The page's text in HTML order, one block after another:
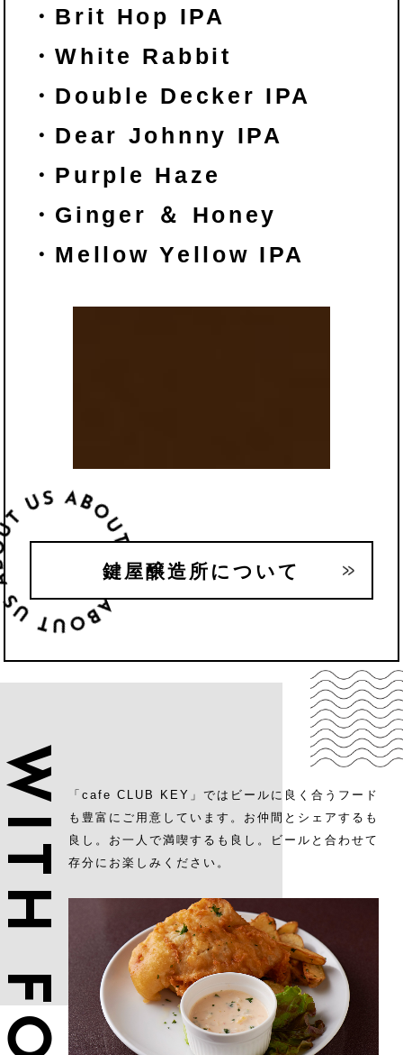
・Brit Hop IPA
・White Rabbit
・Double Decker IPA
・Dear Johnny IPA
・Purple Haze
・Ginger ＆ Honey
・Mellow Yellow IPA
鍵屋醸造所について
「cafe CLUB KEY」ではビールに良く合うフード
も 豊富にご用意しています。 お仲間とシェアするも
良し。お一人で満喫するも良し。
ビールと合わせて
存分にお楽しみください。